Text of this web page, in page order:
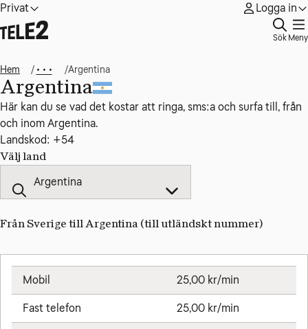
Privat Logga in
Sök Meny
Hem • • • Argentina
Argentina
Här kan du se vad det kostar att ringa, sms:a och surfa till, från
och inom Argentina.
Landskod: +54
Välj land
Från Sverige till Argentina (till utländskt nummer)
Mobil 25,00 kr/min
Fast telefon 25,00 kr/min